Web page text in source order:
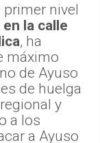
nivel
la calle
, ha
máximo
de Ayuso
de huelga
y
a los
a Ayuso